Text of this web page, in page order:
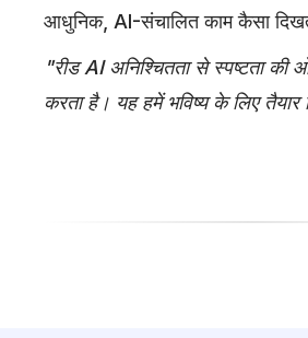
आधुनिक, AI-संचालित काम कैसा
"रीड AI अनिश्चितता से स्पष्टता की
करता है। यह हमें भविष्य के लिए तैयार